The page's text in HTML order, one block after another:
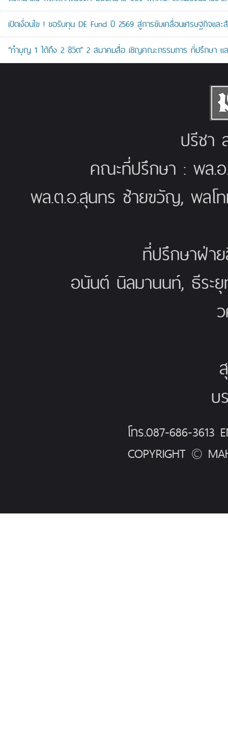
เปิดเงื่อนไข ! ขอรับทุน DE Fund ปี 2569 สู่การขับเคลื่อนเศรษฐกิจแล
“ทำบุญ 1 ได้ถึง 2 ชีวิต” 2 สมาคมสื่อ เชิญคณะกรรมการ ที่ปรึกษา แ
ปรีชา
คณะที่ปรึกษา : พล.
พล.ต.อ.สุนทร ซ้ายขวัญ, พล
ที่ปรึกษาฝ่า
อนันต์ นิลมานนท์, ธีร
บ
โทร.087-686-3613
COPYRIGHT ©